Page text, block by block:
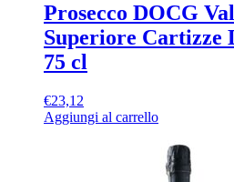
Prosecco DOCG
Superiore Cartizze
75 cl
€23,12
Aggiungi al carrello